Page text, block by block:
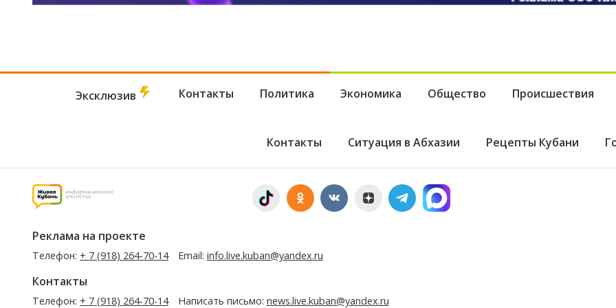
Эксклюзив Контакты Политика Экономика Общество Происшествия
Контакты Ситуация в Абхазии Рецепты Кубани
Реклама на проекте
Телефон: + 7 (918) 264-70-14 Email: info.live.kuban@yandex.ru
Контакты
Телефон: + 7 (918) 264-70-14 Написать письмо: news.live.kuban@yandex.ru